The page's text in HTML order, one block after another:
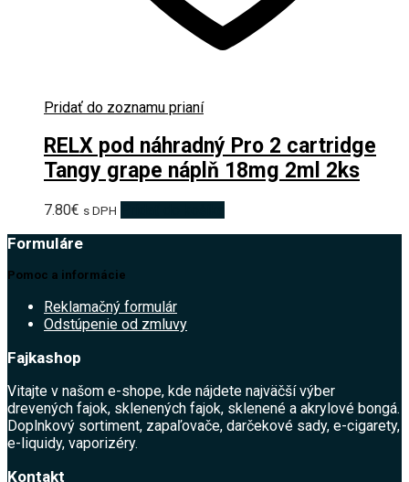
Pridať do zoznamu prianí
RELX pod náhradný Pro 2 cartridge
Tangy grape náplň 18mg 2ml 2ks
7.80€ s DPH
Formuláre
Pomoc a informácie
Reklamačný formulár
Odstúpenie od zmluvy
Fajkashop
Vitajte v našom e-shope, kde nájdete najväčší výber
drevených fajok, sklenených fajok, sklenené a akrylové bongá.
Doplnkový sortiment, zapaľovače, darčekové sady, e-cigarety,
e-liquidy, vaporizéry.
Kontakt